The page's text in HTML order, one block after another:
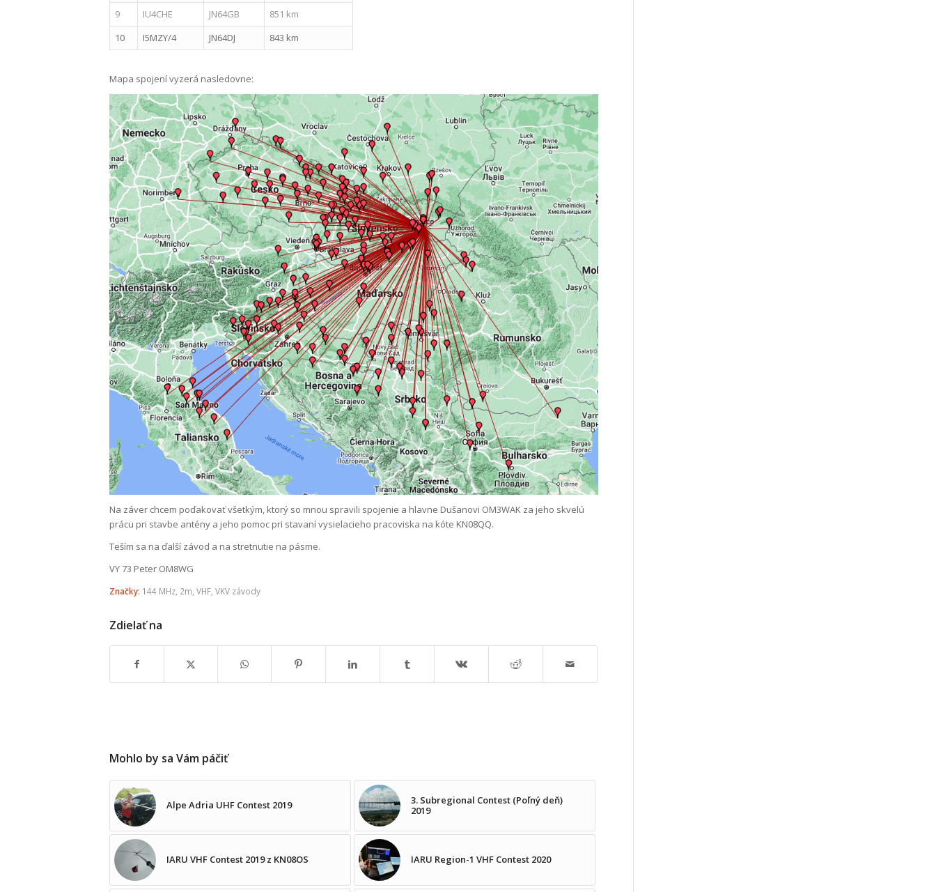
9
IU4CHE JN64GB
851 km
10
I5MZY/4 JN64DJ 843 km
Mapa spojení vyzerá nasledovne:
Na záver chcem poďakovať všetkým, ktorý so mnou spravili spojenie a hlavne Dušanovi OM3WAK za jeho skvelú
prácu pri stavbe antény a jeho pomoc pri stavaní vysielacieho pracoviska na kóte KN08QQ.
Teším sa na ďalší závod a na stretnutie na pásme.
VY 73 Peter OM8WG
Značky: 144 MHz 2m VHF VKV závody
Zdielať na
Mohlo by sa Vám páčiť
Alpe Adria UHF Contest 2019
3. Subregional Contest (Poľný deň)
2019
IARU VHF Contest 2019 z KN08OS IARU Region-1 VHF Contest 2020